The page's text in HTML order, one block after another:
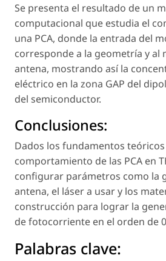
Se presenta el resultado de un
computacional que estudia el
una PCA, donde la entrada del
corresponde a la geometría y al
antena, mostrando así la
eléctrico en la zona GAP del
del semiconductor.
Conclusiones:
Dados los fundamentos
comportamiento de las PCA en
configurar parámetros como la
antena, el láser a usar y los
construcción para lograr la
de fotocorriente en el orden de
Palabras clave: